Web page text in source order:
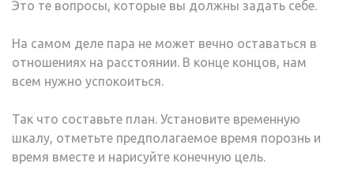
Это те вопросы, которые вы должны задать себе.
На самом деле пара не может вечно оставаться в
отношениях на расстоянии. В конце концов, нам
всем нужно успокоиться.
Так что составьте план. Установите временную
шкалу, отметьте предполагаемое время порознь и
время вместе и нарисуйте конечную цель.